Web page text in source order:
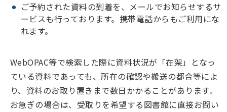
ご予約された資料の到着を、メールでお知らせするサ
ービスも行っております。携帯電話からもご利用にな
れます。
WebOPAC等で検索した際に資料状況が「在架」となっ
ている資料であっても、所在の確認や搬送の都合等によ
り、資料のお取り置きまで数日かかることがあります。
お急ぎの場合は、受取りを希望する図書館に直接お問い